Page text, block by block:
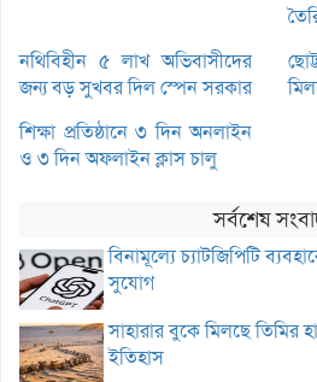
নথিবিহীন ৫ লাখ অভিবাসীদের
জন্য বড় সুখবর দিল স্পেন সরকার
শিক্ষা প্রতিষ্ঠানে ৩ দিন অনলাইন
ও ৩ দিন অফলাইন ক্লাস চালু
সর্বশেষ
বিনামূল্যে চ্যাটজিপিটি
সুযোগ
সাহারার বুকে মিলছে তিমির
ইতিহাস